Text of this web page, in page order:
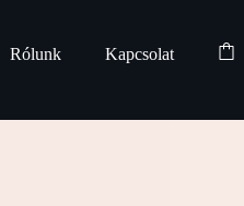
Rólunk Kapcsolat